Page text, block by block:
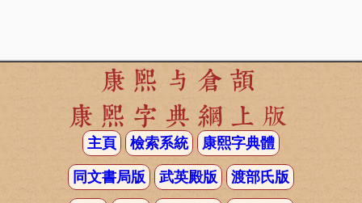
康熙与倉頡
康熙字典網上版
主頁 檢索系統 康熙字典體
同文書局版 武英殿版 渡部氏版